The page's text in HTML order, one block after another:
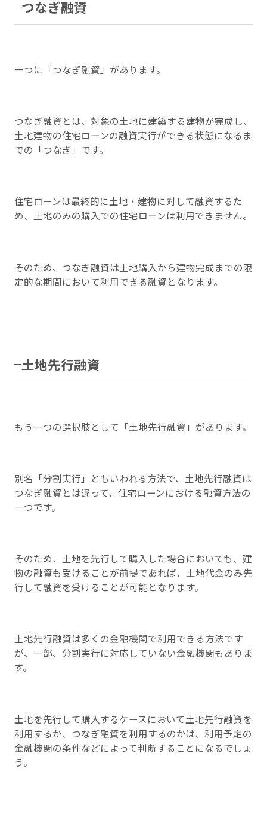
つなぎ融資
一つに「つなぎ融資」があります。
つなぎ融資とは、対象の土地に建築する建物が完成し、
土地建物の住宅ローンの融資実行ができる状態になるま
での「つなぎ」です。
住宅ローンは最終的に土地・建物に対して融資するた
め、土地のみの購入での住宅ローンは利用できません。
そのため、つなぎ融資は土地購入から建物完成までの限
定的な期間において利用できる融資となります。
土地先行融資
もう一つの選択肢として「土地先行融資」があります。
別名「分割実行」ともいわれる方法で、土地先行融資は
つなぎ融資とは違って、住宅ローンにおける融資方法の
一つです。
そのため、土地を先行して購入した場合においても、建
物の融資も受けることが前提であれば、土地代金のみ先
行して融資を受けることが可能となります。
土地先行融資は多くの金融機関で利用できる方法です
が、一部、分割実行に対応していない金融機関もありま
す。
土地を先行して購入するケースにおいて土地先行融資を
利用するか、つなぎ融資を利用するのかは、利用予定の
金融機関の条件などによって判断することになるでしょ
う。